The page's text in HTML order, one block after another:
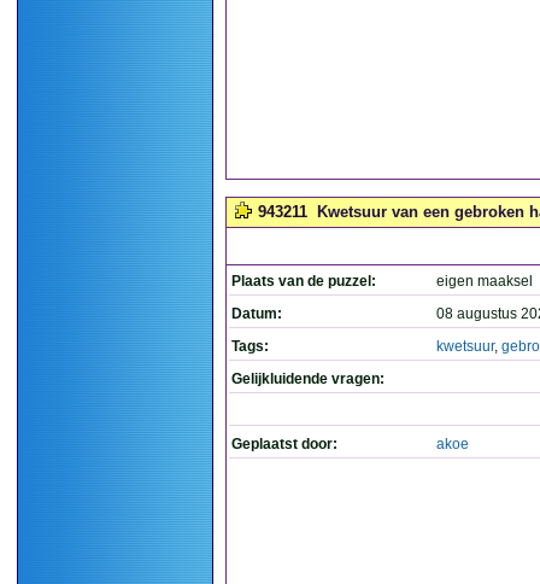
943211 Kwetsuur van een gebroken
Plaats van de puzzel:
eigen maaksel
Datum:
08 augustus
Tags:
kwetsuur,
Gelijkluidende vragen:
Geplaatst door: akoe